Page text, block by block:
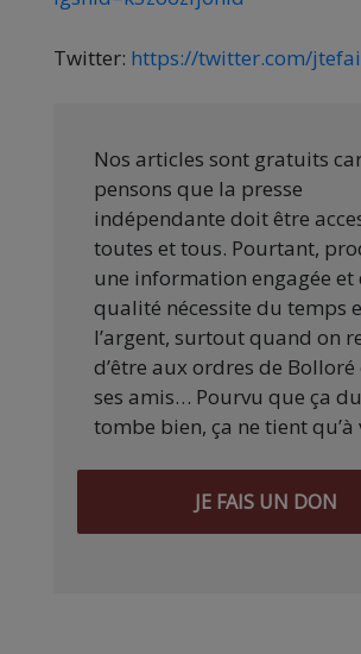
Twitter: https://twitter.com/
Nos articles sont gratuits
pensons que la presse
indépendante doit être
toutes et tous. Pourtant,
une information engagée et
qualité nécessite du temps
l’argent, surtout quand on
d’être aux ordres de Bolloré
ses amis… Pourvu que ça
tombe bien, ça ne tient qu’à
JE FAIS UN DON